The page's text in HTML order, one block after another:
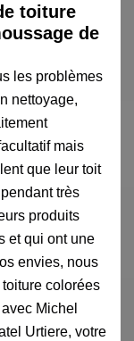
toiture
de
les problèmes
nettoyage,
mais
que leur toit
très
produits
et qui ont une
envies, nous
colorées
Michel
Urtiere, votre